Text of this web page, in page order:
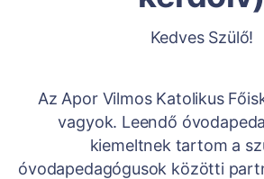
Kedves Szülő!
Az Apor Vilmos Katolikus
vagyok. Leendő
kiemeltnek tartom a
óvodapedagógusok közötti